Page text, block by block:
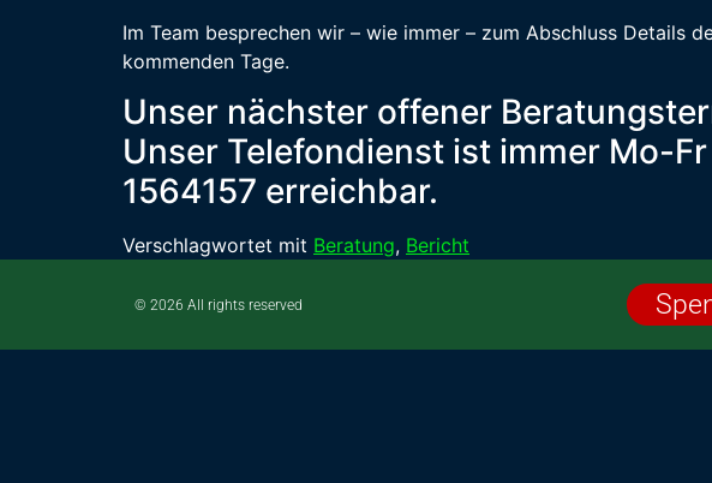
Im Team besprechen wir – wie immer – zum Abschluss Details
kommenden Tage.
Unser nächster offener
Unser Telefondienst ist immer Mo-
1564157 erreichbar.
Verschlagwortet mit Beratung, Bericht
© 2026 All rights reserved